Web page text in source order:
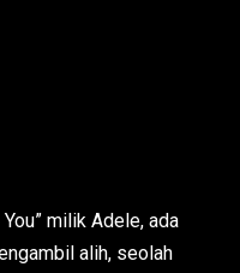
milik Adele, ada
alih, seolah